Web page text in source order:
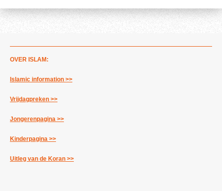
OVER ISLAM:
Islamic information >>
Vrijdagpreken >>
Jongerenpagina >>
Kinderpagina >>
Uitleg van de Koran >>